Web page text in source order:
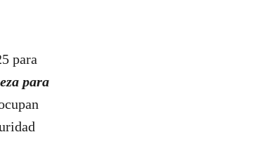
para
para